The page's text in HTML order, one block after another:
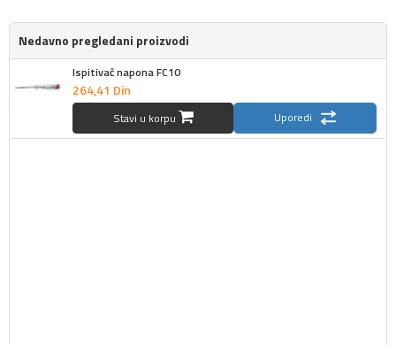
Nedavno pregledani proizvodi
Ispitivač napona FC10
264,41 Din
Stavi u korpu Uporedi